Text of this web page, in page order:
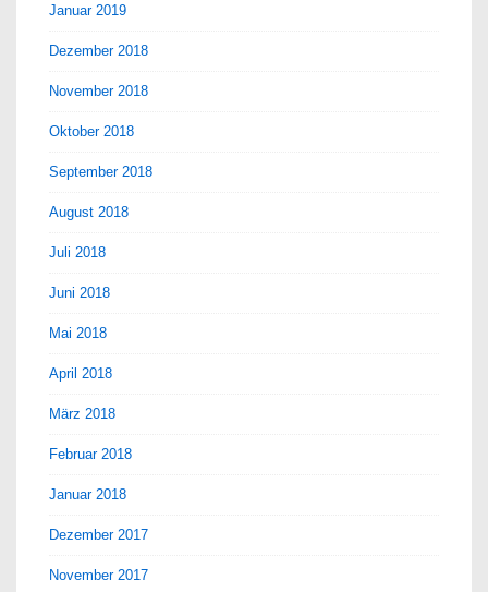
Januar 2019
Dezember 2018
November 2018
Oktober 2018
September 2018
August 2018
Juli 2018
Juni 2018
Mai 2018
April 2018
März 2018
Februar 2018
Januar 2018
Dezember 2017
November 2017